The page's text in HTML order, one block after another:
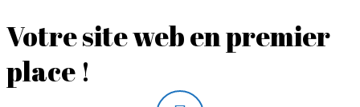
Votre site web en premier
place !